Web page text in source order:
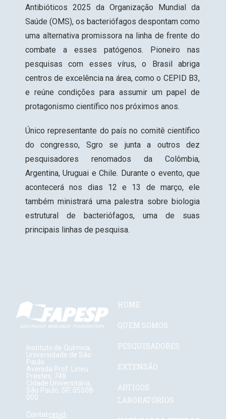
Antibióticos 2025 da Organização Mundial da
Saúde (OMS), os bacteriófagos despontam como
uma alternativa promissora na linha de frente do
combate a esses patógenos. Pioneiro nas
pesquisas com esses vírus, o Brasil abriga
centros de excelência na área, como o CEPID B3,
e reúne condições para assumir um papel de
protagonismo científico nos próximos anos.
Único representante do país no comitê científico
do congresso, Sgro se junta a outros dez
pesquisadores renomados da Colômbia,
Argentina, Uruguai e Chile. Durante o evento, que
acontecerá nos dias 12 e 13 de março, ele
também ministrará uma palestra sobre biologia
estrutural de bacteriófagos, uma de suas
principais linhas de pesquisa.
Instituto de Química,
Universidade de São
Paulo
Avenida Prof. Lineu
Prestes, 748
Cidade Universitária,
São Paulo, SP, 05508-
000
Contatcepid-
HOME
QUEM SOMOS
PESQUISADORES
EXTENSÃO
ARTIGOS
LABORATÓRIOS